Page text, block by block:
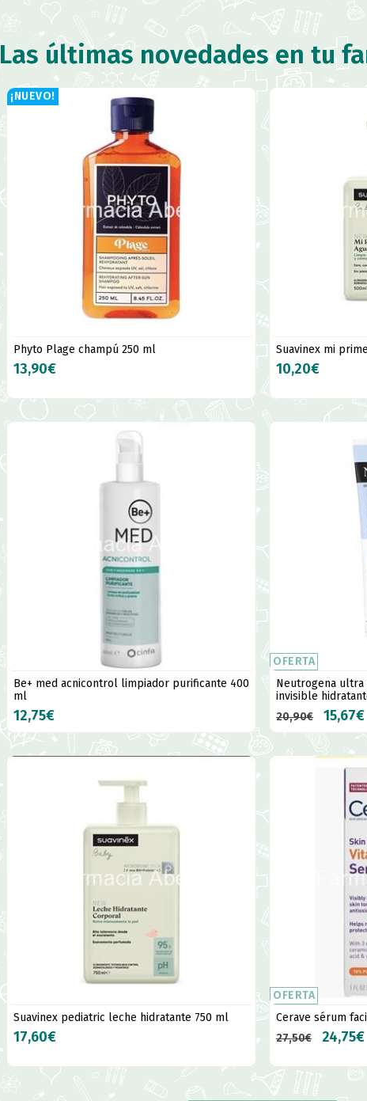
Las últimas novedades en tu
¡NUEVO!
Phyto Plage champú 250 ml
13,90€
Suavinex mi
10,20€
Be+ med acnicontrol limpiador purificante 400
ml
12,75€
OFERTA
Neutrogena
invisible
20,90€
15,67€
Suavinex pediatric leche hidratante 750 ml
17,60€
OFERTA
Cerave sérum
27,50€
24,75€